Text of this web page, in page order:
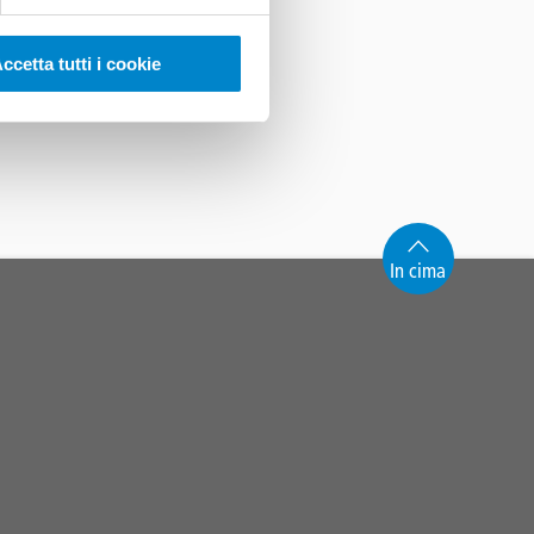
tutti i cookie
This saves
out afterwards.
mixing and
In cima